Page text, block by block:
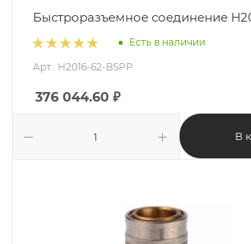
Быстроразъемное соединение
Есть в наличии
Арт.: H2016-62-BSPP
376 044.60 ₽
В